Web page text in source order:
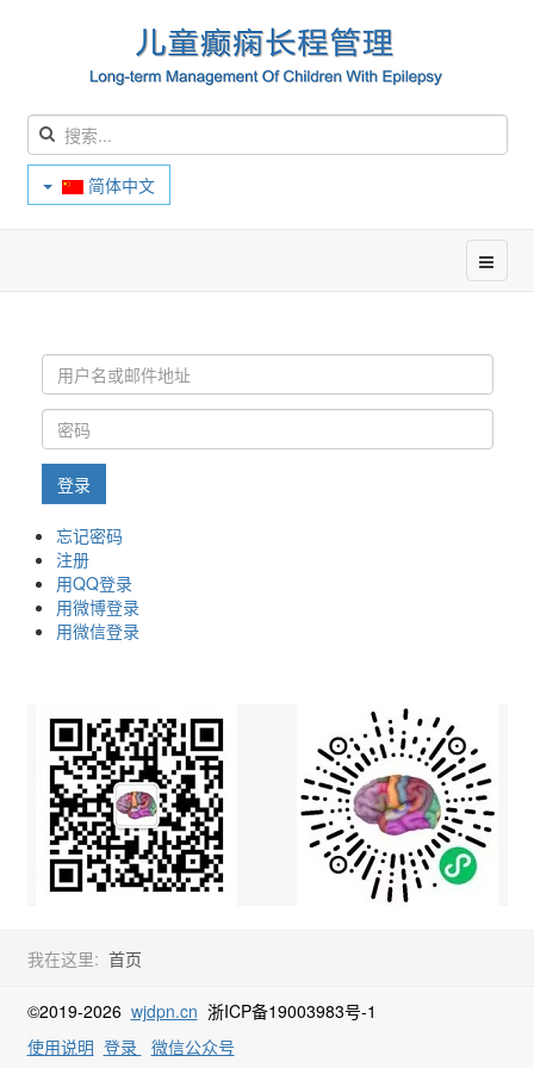
简体中文
登录
忘记密码
注册
用QQ登录
用微博登录
用微信登录
我在这里: 首页
©2019-2026 wjdpn.cn 浙ICP备19003983号-1
使用说明 登录 微信公众号